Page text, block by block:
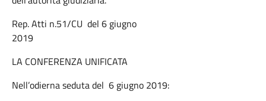
Rep. Atti n.51/CU del 6 giugno
2019
LA CONFERENZA UNIFICATA
Nell’odierna seduta del 6 giugno 2019: